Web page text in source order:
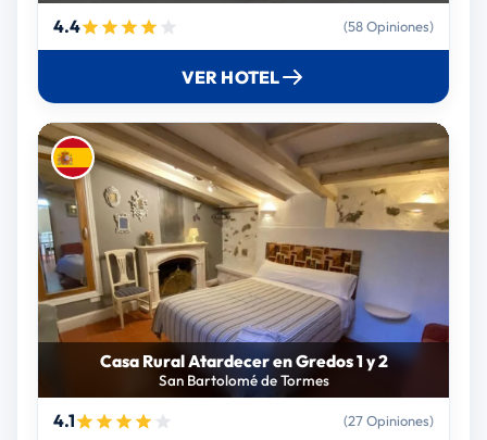
4.4 (58 Opiniones)
VER HOTEL
Casa Rural Atardecer en Gredos 1 y 2
San Bartolomé de Tormes
4.1 (27 Opiniones)